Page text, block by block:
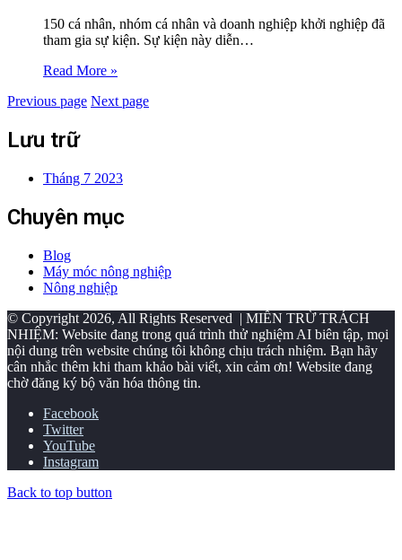
150 cá nhân, nhóm cá nhân và doanh nghiệp khởi nghiệp đã
tham gia sự kiện. Sự kiện này diễn…
Read More »
Previous page Next page
Lưu trữ
Tháng 7 2023
Chuyên mục
Blog
Máy móc nông nghiệp
Nông nghiệp
© Copyright 2026, All Rights Reserved | MIỄN TRỪ TRÁCH
NHIỆM: Website đang trong quá trình thử nghiệm AI biên tập, mọi
nội dung trên website chúng tôi không chịu trách nhiệm. Bạn hãy
cân nhắc thêm khi tham khảo bài viết, xin cảm ơn! Website đang
chờ đăng ký bộ văn hóa thông tin.
Facebook
Twitter
YouTube
Instagram
Back to top button